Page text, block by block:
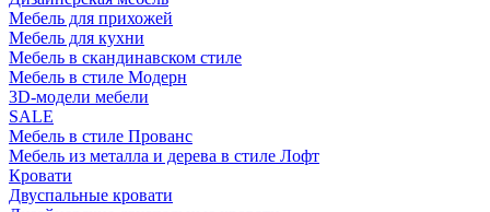
Мебель для прихожей
Мебель для кухни
Мебель в скандинавском стиле
Мебель в стиле Модерн
3D-модели мебели
SALE
Мебель в стиле Прованс
Мебель из металла и дерева в стиле Лофт
Кровати
Двуспальные кровати